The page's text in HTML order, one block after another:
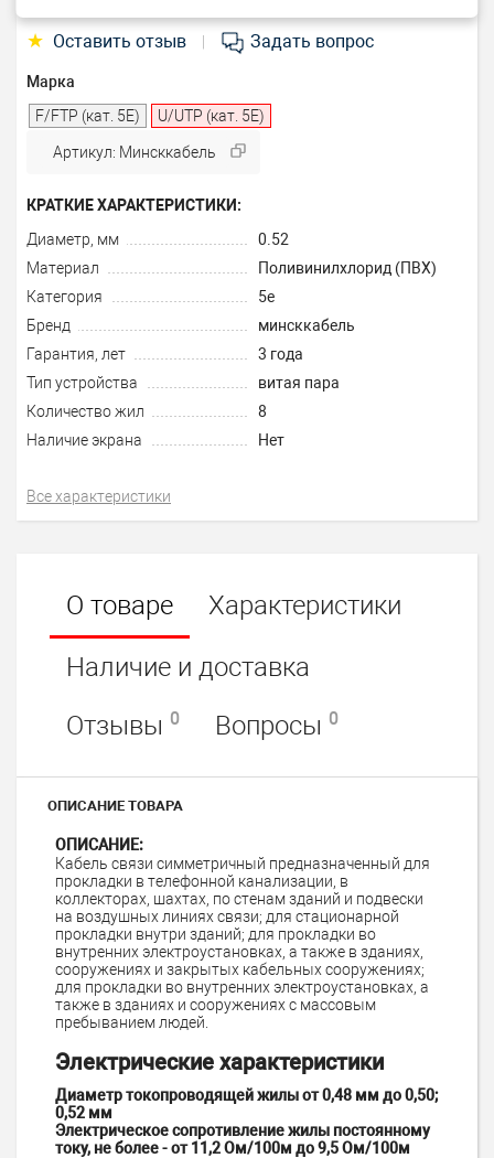
★ Оставить отзыв Задать вопрос
Марка
F/FTP (кат. 5E)
U/UTP (кат. 5Е)
Артикул: Минсккабель
КРАТКИЕ ХАРАКТЕРИСТИКИ:
Диаметр, мм
0.52
Материал
Поливинилхлорид (ПВХ)
Категория
5e
Бренд
минсккабель
Гарантия, лет
3 года
Тип устройства
витая пара
Количество жил
8
Наличие экрана
Нет
Все характеристики
О товаре
Характеристики
Наличие и доставка
Отзывы 0 Вопросы 0
ОПИСАНИЕ ТОВАРА
ОПИСАНИЕ:
Кабель связи симметричный предназначенный для
прокладки в телефонной канализации, в
коллекторах, шахтах, по стенам зданий и подвески
на воздушных линиях связи; для стационарной
прокладки внутри зданий; для прокладки во
внутренних электроустановках, а также в зданиях,
сооружениях и закрытых кабельных сооружениях;
для прокладки во внутренних электроустановках, а
также в зданиях и сооружениях с массовым
пребыванием людей.
Электрические характеристики
Диаметр токопроводящей жилы от 0,48 мм до 0,50;
0,52 мм
Электрическое сопротивление жилы постоянному
току, не более - от 11,2 Ом/100м до 9,5 Ом/100м